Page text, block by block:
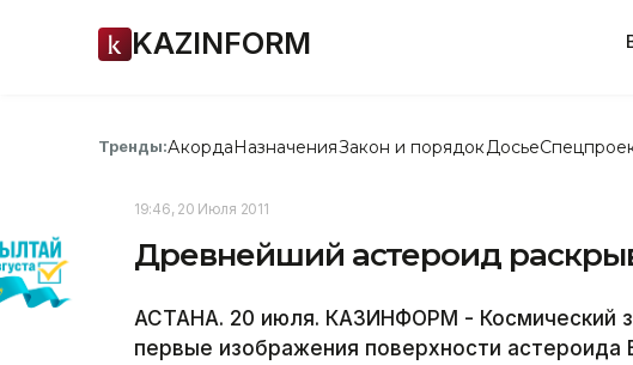
KAZINFORM
Тренды:АкордаНазначенияЗакон и порядок Досье
19:46, 20 Июля 2011
Древнейший астероид
АСТАНА. 20 июля. КАЗИНФОРМ - Космический
первые изображения поверхности астероида